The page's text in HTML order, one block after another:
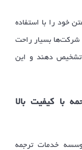
خود را با استفاده
و شرکت‌ها بسیار راحت
تشخیص دهند و این
با کیفیت بالا
خدمات ترجمه